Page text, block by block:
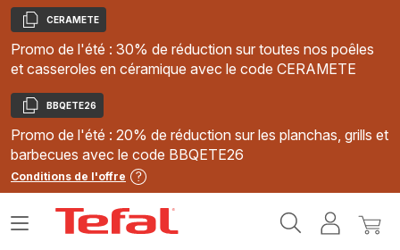
Copier
CERAMETE
Promo de l'été : 30% de réduction sur toutes nos poêles
et casseroles en céramique avec le code CERAMETE
Copier
BBQETE26
Promo de l'été : 20% de réduction sur les planchas, grills et
barbecues avec le code BBQETE26
Conditions de l'offre
MonMon
Ouvrir